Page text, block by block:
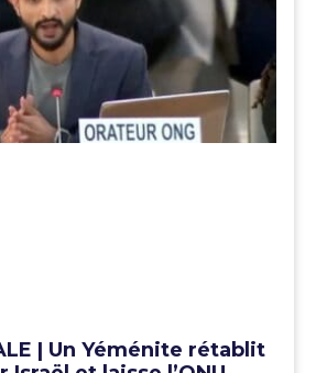
| Un Yéménite rétablit